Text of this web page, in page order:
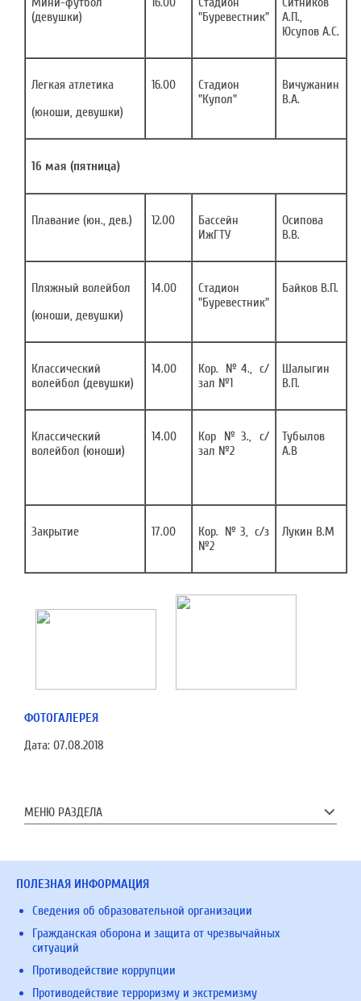
(девушки)
"Буревестник"
А.П.,
Юсупов А.С.
Легкая атлетика
(юноши, девушки)
16.00
Стадион
"Купол"
Вичужанин
В.А.
16 мая (пятница)
Плавание (юн., дев.) 12.00
Бассейн
ИжГТУ
Осипова
В.В.
Пляжный волейбол
(юноши, девушки)
14.00
Стадион
"Буревестник"
Байков В.П.
Классический
волейбол (девушки)
14.00
Кор. №4., с/
зал №1
Шалыгин
В.П.
Классический
волейбол (юноши)
14.00
Кор №3., с/
зал №2
Тубылов
А.В
Закрытие 17.00
Кор. №3, с/з
№2
Лукин В.М
ФОТОГАЛЕРЕЯ
Дата: 07.08.2018
МЕНЮ РАЗДЕЛА
ПОЛЕЗНАЯ ИНФОРМАЦИЯ
Сведения об образовательной организации
Гражданская оборона и защита от чрезвычайных
ситуаций
Противодействие коррупции
Противодействие терроризму и экстремизму